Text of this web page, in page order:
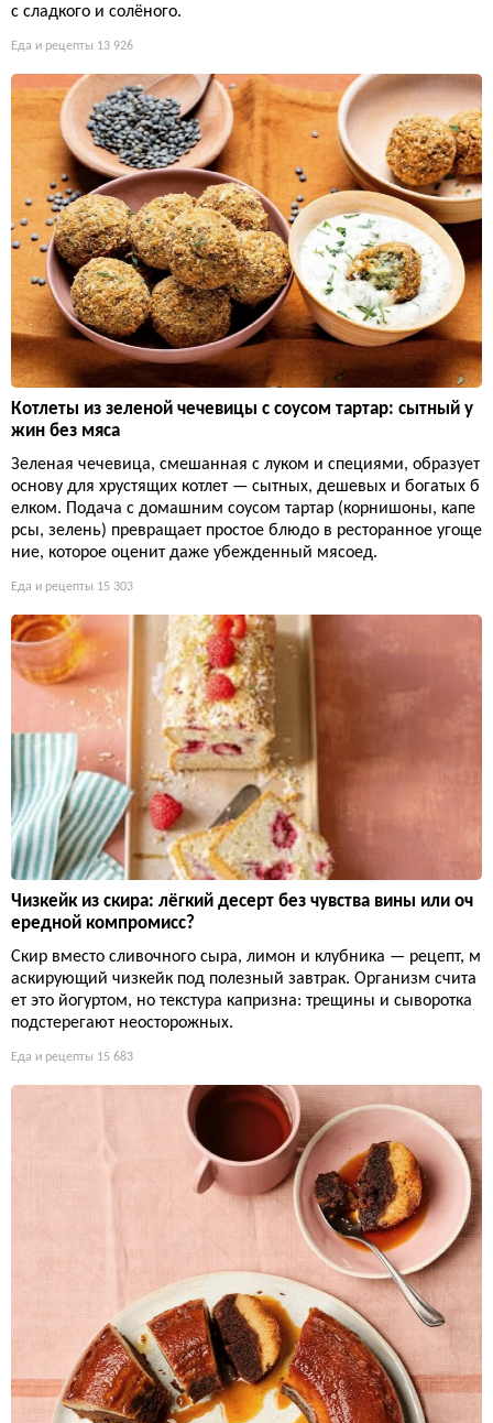
с сладкого и солёного.
Еда и рецепты 13 926
Котлеты из зеленой чечевицы с соусом тартар: сытный у
жин без мяса
Зеленая чечевица, смешанная с луком и специями, образует
основу для хрустящих котлет — сытных, дешевых и богатых б
елком. Подача с домашним соусом тартар (корнишоны, капе
рсы, зелень) превращает простое блюдо в ресторанное угоще
ние, которое оценит даже убежденный мясоед.
Еда и рецепты 15 303
Чизкейк из скира: лёгкий десерт без чувства вины или оч
ередной компромисс?
Скир вместо сливочного сыра, лимон и клубника — рецепт, м
аскирующий чизкейк под полезный завтрак. Организм счита
ет это йогуртом, но текстура капризна: трещины и сыворотка
подстерегают неосторожных.
Еда и рецепты 15 683